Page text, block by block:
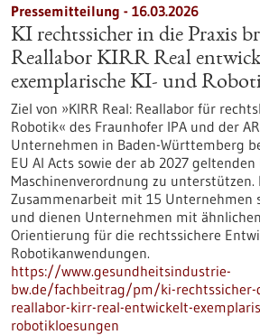
Pressemitteilung - 16.03.2026
KI rechtssicher in die Praxis
Reallabor KIRR Real
exemplarische KI- und
Ziel von »KIRR Real: Reallabor für
Robotik« des Fraunhofer IPA und der
Unternehmen in Baden-Württemberg
EU AI Acts sowie der ab 2027 geltenden
Maschinenverordnung zu unterstützen.
Zusammenarbeit mit 15 Unternehmen
und dienen Unternehmen mit
Orientierung für die rechtssichere
Robotikanwendungen.
https://www.gesundheitsindustrie-
bw.de/fachbeitrag/pm/ki-rechtssicher-
reallabor-kirr-real-entwickelt-
robotikloesungen